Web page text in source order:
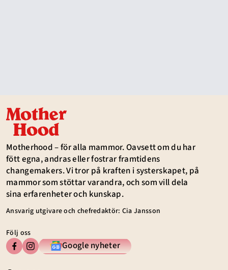
Motherhood – för alla mammor. Oavsett om du har
fött egna, andras eller fostrar framtidens
changemakers. Vi tror på kraften i systerskapet, på
mammor som stöttar varandra, och som vill dela
sina erfarenheter och kunskap.
Ansvarig utgivare och chefredaktör: Cia Jansson
Följ oss
Google nyheter